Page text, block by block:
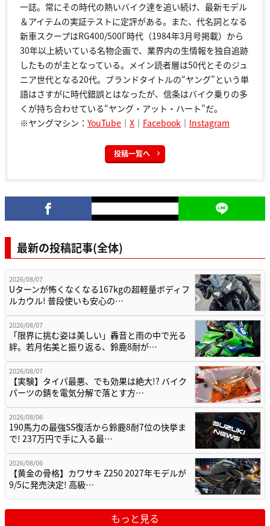
一誌。常にその時代の熱いバイク達を追い続け、最新モデル
＆アイテムの実証テストに定評がある。また、代名詞となる
新車スクープはRG400/500Γ時代（1984年3月号掲載）から
30年以上続いている名物企画で、業界内の生情報を独自追跡
したものが主となっている。メイン読者層は50代とそのジュ
ニア世代となる20代。ブランドタイトルの“ヤング”という単
語はさすがに時代錯誤とはなったが、信条はバイク乗りの多
くが持ち合わせている“ヤング・アット・ハート”だ。
※ヤングマシン： YouTube ｜ X ｜ Facebook ｜ Instagram
投稿一覧へ
最新の投稿記事(全体)
2026/08/07
Uターンが怖くなくなる167kgの超軽量ボディフ
ルカウル! 普段使いも安心の…
2026/08/07
「限界に挑む姿は美しい」轟音と雨の中で光る
絆。若月佑美と振り返る、鈴鹿8耐が…
2026/08/07
【実験】タイパ最悪、でも効果は絶大!? バイク
パーツの錆を電気分解で落とす方…
2026/08/06
190馬力の最強SS復活から鈴鹿8耐7位の快挙ま
で! 237万円で手に入る最…
2026/08/06
【黄金の骨格】カワサキ Z250 2027年モデルが
9/5に発売決定! 高級…
もっと見る